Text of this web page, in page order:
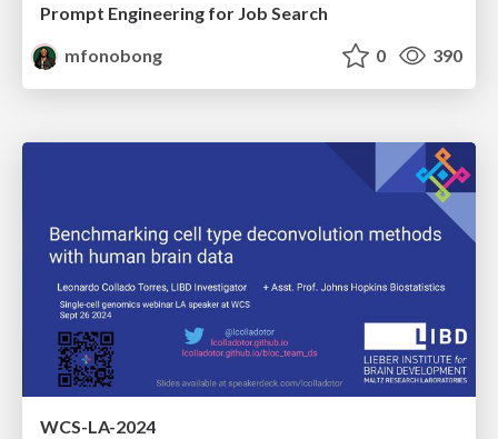
Prompt Engineering for Job Search
mfonobong
0 390
WCS-LA-2024